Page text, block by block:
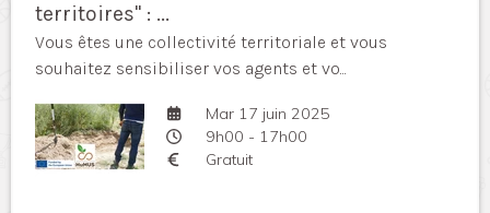
territoires" : ...
Vous êtes une collectivité territoriale et vous
souhaitez sensibiliser vos agents et vo...
Mar 17 juin 2025
9h00 - 17h00
Gratuit